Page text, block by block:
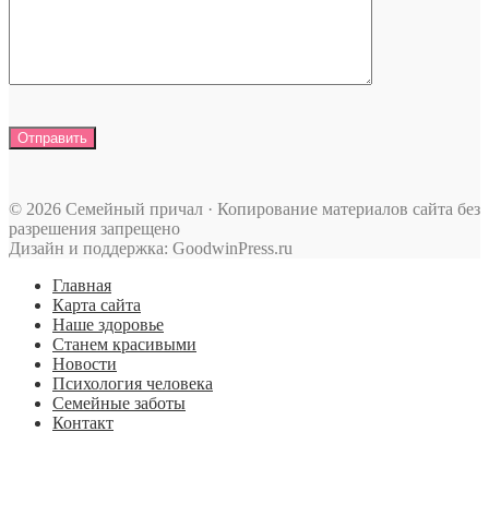
© 2026 Семейный причал · Копирование материалов сайта без
разрешения запрещено
Дизайн и поддержка: GoodwinPress.ru
Главная
Карта сайта
Наше здоровье
Станем красивыми
Новости
Психология человека
Семейные заботы
Контакт